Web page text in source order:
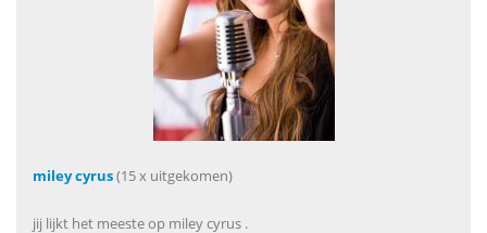
miley cyrus(15 x uitgekomen)
jij lijkt het meeste op miley cyrus .